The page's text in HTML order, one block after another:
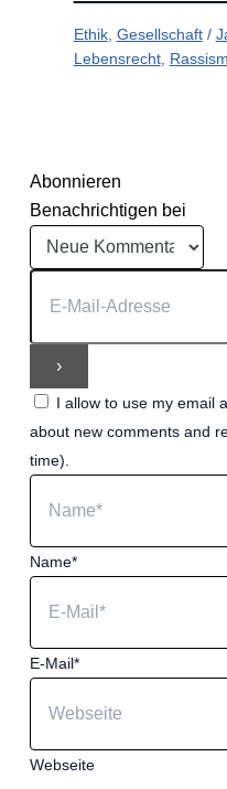
Ethik, Gesellschaft/
Lebensrecht,
Abonnieren
Benachrichtigen bei
I allow to use my email
about new comments and
time).
Name*
E-Mail*
Webseite